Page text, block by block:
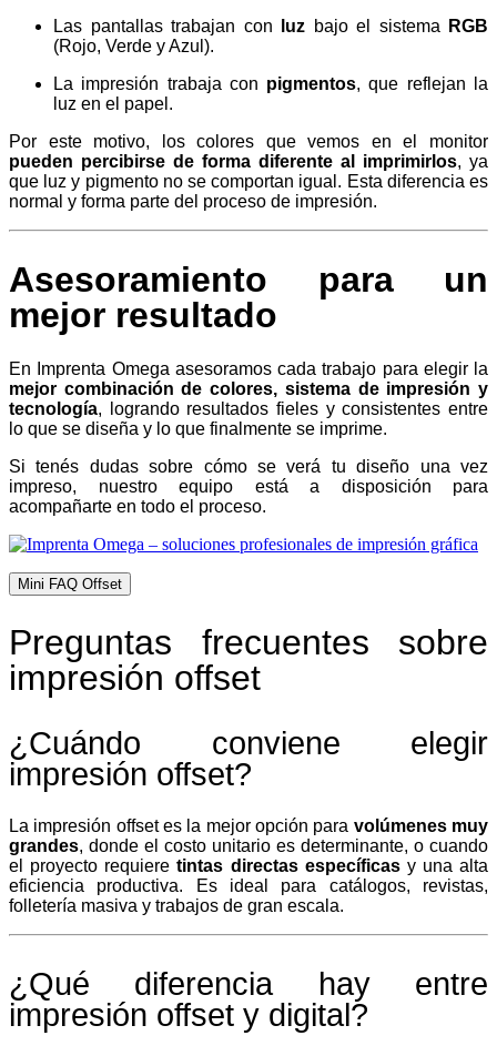
Las pantallas trabajan con
luz bajo el sistema
RGB
(Rojo, Verde y Azul).
La impresión trabaja con pigmentos, que reflejan la
luz en el papel.
Por este motivo, los colores que vemos en el monitor
pueden percibirse de forma diferente al imprimirlos, ya
que luz y pigmento no se comportan igual. Esta diferencia es
normal y forma parte del proceso de impresión.
Asesoramiento para un
mejor resultado
En Imprenta Omega asesoramos cada trabajo para elegir la
mejor combinación de colores, sistema de impresión y
tecnología, logrando resultados fieles y consistentes entre
lo que se diseña y lo que finalmente se imprime.
Si tenés dudas sobre cómo se verá tu diseño una vez
impreso, nuestro equipo está a disposición para
acompañarte en todo el proceso.
Mini FAQ Offset
Preguntas frecuentes sobre
impresión offset
¿Cuándo conviene elegir
impresión offset?
La impresión offset es la mejor opción para volúmenes muy
grandes, donde el costo unitario es determinante, o cuando
el proyecto requieretintas directas específicasy una alta
eficiencia productiva. Es ideal para catálogos, revistas,
folletería masiva y trabajos de gran escala.
¿Qué diferencia hay entre
impresión offset y digital?